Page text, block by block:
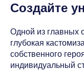
Создайте
Одной из главных
глубокая
собственного
индивидуальный